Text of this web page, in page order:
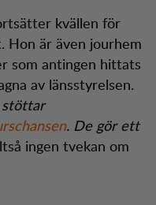
kvällen för
Hon är även jourhem
som antingen hittats
av länsstyrelsen.
stöttar
. De gör ett
ingen tvekan om